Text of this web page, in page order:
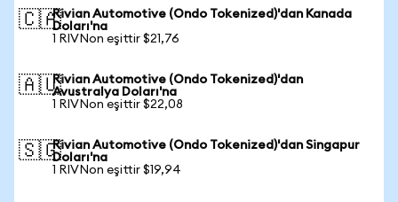
🇨🇦Rivian Automotive (Ondo Tokenized)'dan Kanada
Doları'na
1 RIVNon eşittir $21,76
🇦🇺Rivian Automotive (Ondo Tokenized)'dan
Avustralya Doları'na
1 RIVNon eşittir $22,08
🇸🇬Rivian Automotive (Ondo Tokenized)'dan Singapur
Doları'na
1 RIVNon eşittir $19,94